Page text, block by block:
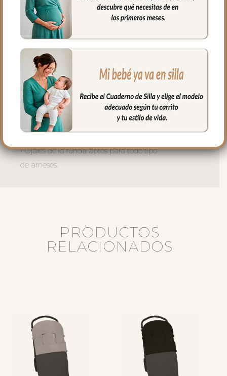
prensada para mayor confort y
comodidad del bebé.
• Tejido exterior de la tapa del saco tejido
impermeable Alaska liso.
• Tiras Reflectantes en la parte inferior y
costados de la tapa del saco de alta
intensidad, refleja el contorno claramente
en la oscuridad para evitar accidentes.
• Cremalleras laterales con doble carro
• Ojales de la funda aptos para todo tipo
de arneses.
PRODUCTOS
RELACIONADOS